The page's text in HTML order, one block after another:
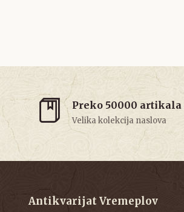
Preko 50000 artikala
Velika kolekcija naslova
Antikvarijat Vremeplov